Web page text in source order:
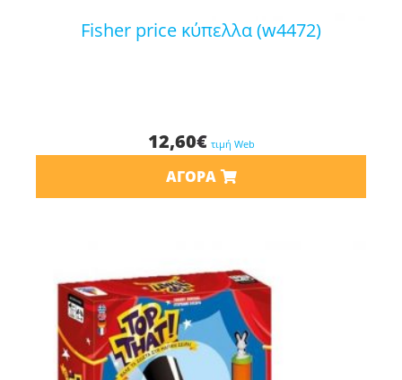
fisher price κύπελλα (w4472)
12,60€ τιμή Web
ΑΓΟΡΆ